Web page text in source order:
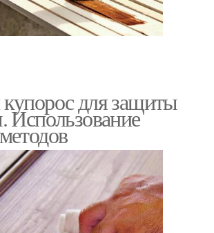
для защиты
Использование